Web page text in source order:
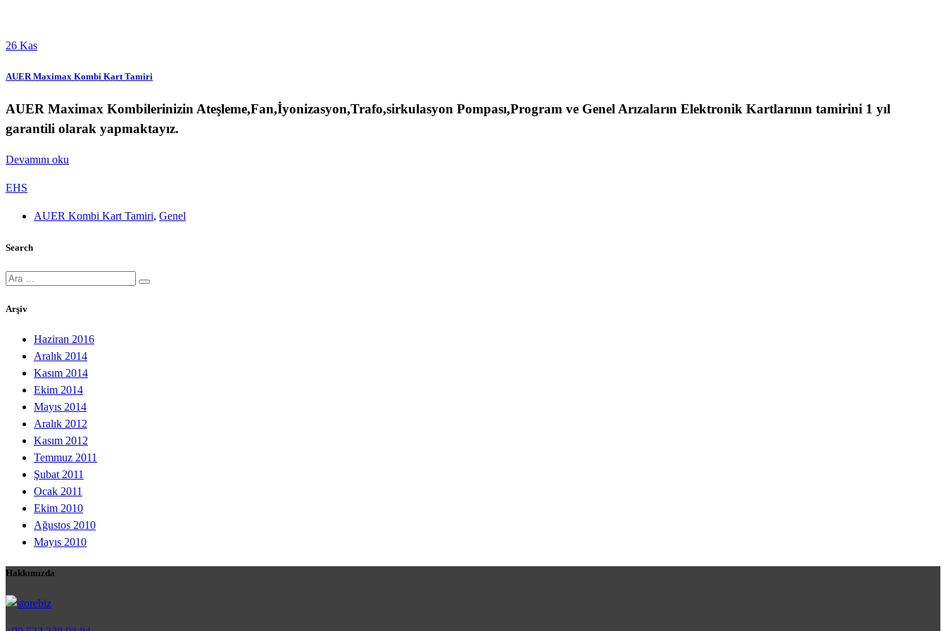
26 Kas
AUER Maximax Kombi Kart Tamiri
AUER Maximax Kombilerinizin Ateşleme,Fan,İyonizasyon,Trafo,sirkulasyon Pompası,Program ve Genel Arızaların Elektronik Kartlarının tamirini 1 yıl
garantili olarak yapmaktayız.
Devamını oku
EHS
AUER Kombi Kart Tamiri, Genel
Search
Ara:
Arşiv
Haziran 2016
Aralık 2014
Kasım 2014
Ekim 2014
Mayıs 2014
Aralık 2012
Kasım 2012
Temmuz 2011
Şubat 2011
Ocak 2011
Ekim 2010
Ağustos 2010
Mayıs 2010
Hakkımızda